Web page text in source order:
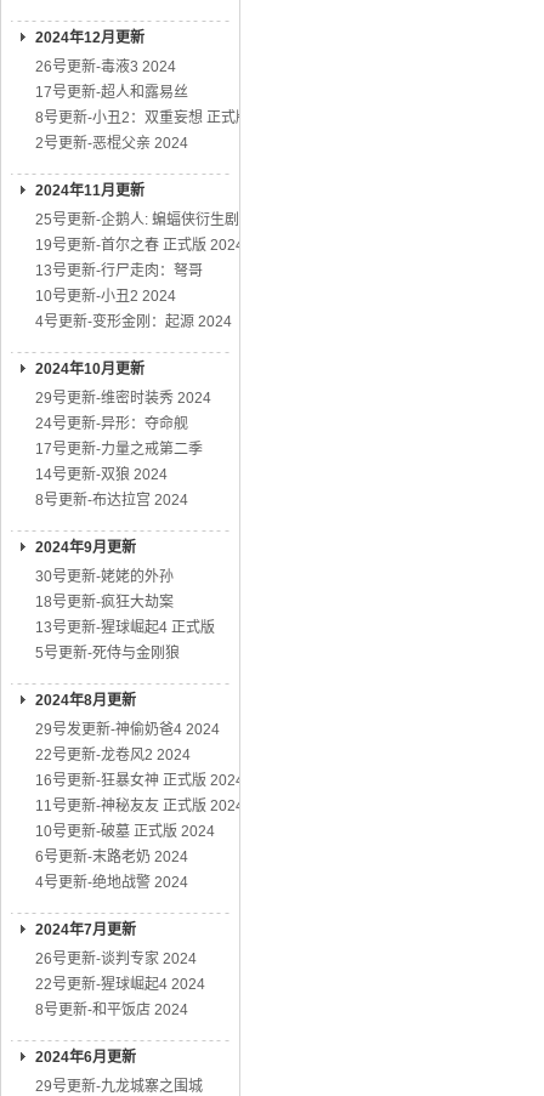
2024年12月更新
26号更新-毒液3 2024
17号更新-超人和露易丝
8号更新-小丑2：双重妄想 正式版
2号更新-恶棍父亲 2024
2024年11月更新
25号更新-企鹅人: 蝙蝠侠衍生剧
19号更新-首尔之春 正式版 2024
13号更新-行尸走肉：弩哥
10号更新-小丑2 2024
4号更新-变形金刚：起源 2024
2024年10月更新
29号更新-维密时装秀 2024
24号更新-异形：夺命舰
17号更新-力量之戒第二季
14号更新-双狼 2024
8号更新-布达拉宫 2024
2024年9月更新
30号更新-姥姥的外孙
18号更新-疯狂大劫案
13号更新-猩球崛起4 正式版
5号更新-死侍与金刚狼
2024年8月更新
29号发更新-神偷奶爸4 2024
22号更新-龙卷风2 2024
16号更新-狂暴女神 正式版 2024
11号更新-神秘友友 正式版 2024
10号更新-破墓 正式版 2024
6号更新-末路老奶 2024
4号更新-绝地战警 2024
2024年7月更新
26号更新-谈判专家 2024
22号更新-猩球崛起4 2024
8号更新-和平饭店 2024
2024年6月更新
29号更新-九龙城寨之围城